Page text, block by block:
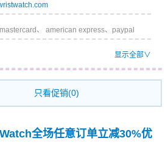
、 american express、paypal
显示全部∨
只看促销(0)
全场任意订单立减30%优